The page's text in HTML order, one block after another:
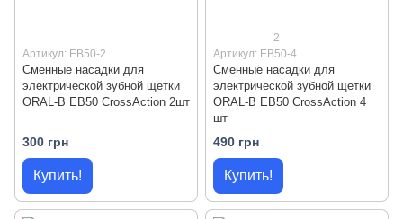
Артикул: EB50-2
Сменные насадки для
электрической зубной щетки
ORAL-B EB50 CrossAction 2шт
300 грн
Купить!
2
Артикул: EB50-4
Сменные насадки для
электрической зубной щетки
ORAL-B EB50 CrossAction 4
шт
490 грн
Купить!